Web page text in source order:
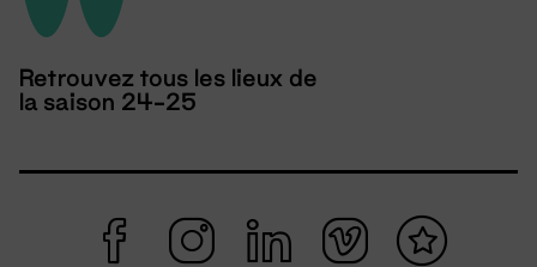
Retrouvez tous les lieux de
la saison 24-25